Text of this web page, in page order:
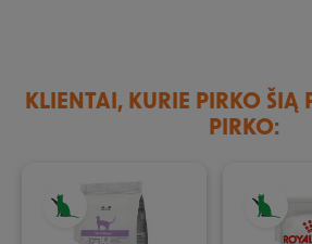
KLIENTAI, KURIE PIRKO ŠIĄ
PIRKO: